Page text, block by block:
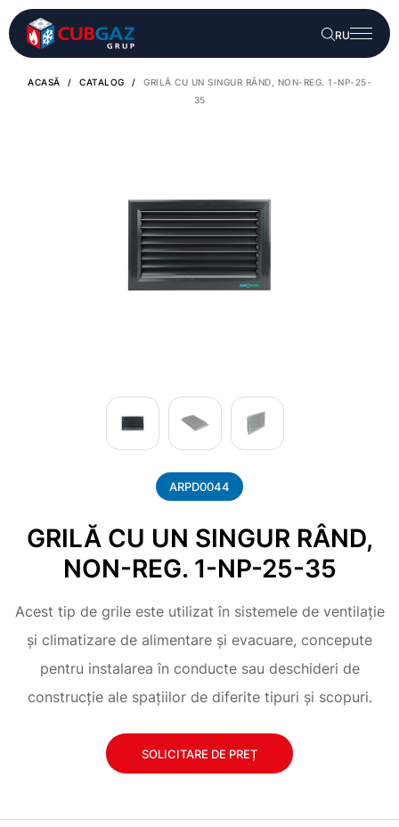
RU
ACASĂ / CATALOG /
GRILĂ CU UN SINGUR RÂND, NON-REG. 1-NP-25-
35
ARPD0044
GRILĂ CU UN SINGUR RÂND,
NON-REG. 1-NP-25-35
Acest tip de grile este utilizat în sistemele de ventilație
și climatizare de alimentare și evacuare, concepute
pentru instalarea în conducte sau deschideri de
construcție ale spațiilor de diferite tipuri și scopuri.
SOLICITARE DE PREȚ